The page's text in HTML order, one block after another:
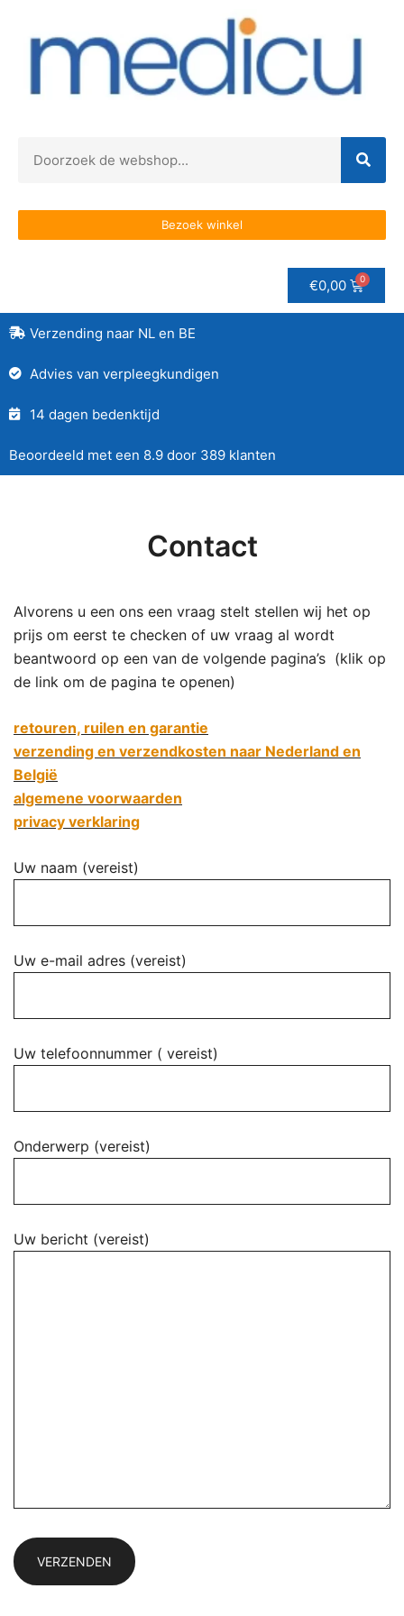
Bezoek winkel
€0,00
Verzending naar NL en BE
Advies van verpleegkundigen
14 dagen bedenktijd
Beoordeeld met een 8.9 door 389 klanten
Contact
Alvorens u een ons een vraag stelt stellen wij het op
prijs om eerst te checken of uw vraag al wordt
beantwoord op een van de volgende pagina’s (klik op
de link om de pagina te openen)
retouren, ruilen en garantie
verzending en verzendkosten naar Nederland en
België
algemene voorwaarden
privacy verklaring
Uw naam (vereist)
Uw e-mail adres (vereist)
Uw telefoonnummer ( vereist)
Onderwerp (vereist)
Uw bericht (vereist)